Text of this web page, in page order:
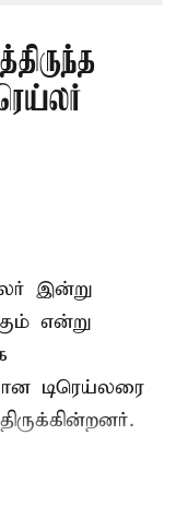
இன்று
என்று
டிரெய்லரை